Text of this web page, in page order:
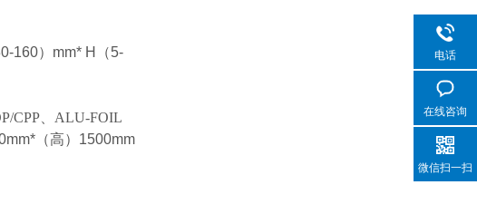
160） mm* H （5-
CPP、ALU-FOIL
（高） 1500mm
电话
在线咨询
微信扫一扫